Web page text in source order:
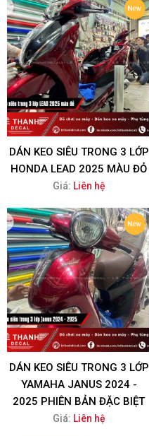
DÁN KEO SIÊU TRONG 3 LỚP
HONDA LEAD 2025 MÀU ĐỎ
Giá: Liên hệ
DÁN KEO SIÊU TRONG 3 LỚP
YAMAHA JANUS 2024 -
2025 PHIÊN BẢN ĐẶC BIỆT
Giá: Liên hệ